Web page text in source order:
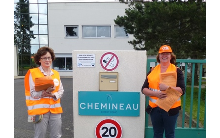
Sanofi (Tours)
Servier
Branche Plasturgie
Branche Verre
NOS
SERVICES
NOUS
CONNAÎTRE